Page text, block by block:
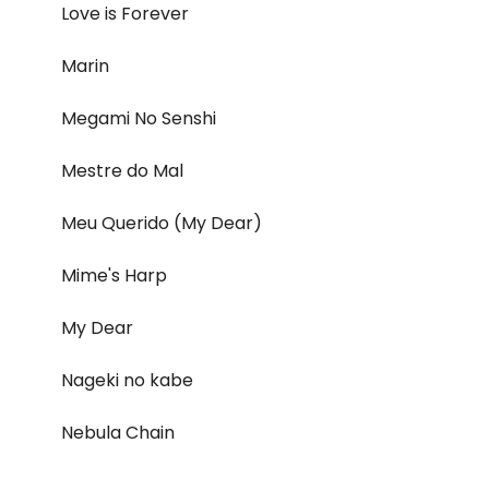
Love is Forever
Marin
Megami No Senshi
Mestre do Mal
Meu Querido (My Dear)
Mime's Harp
My Dear
Nageki no kabe
Nebula Chain